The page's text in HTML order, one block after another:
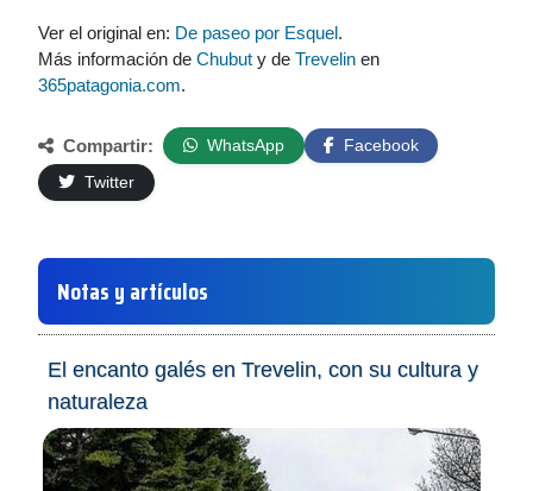
Ver el original en: De paseo por Esquel.
Más información de Chubut y de Trevelin en
365patagonia.com.
Compartir: WhatsApp
Facebook
Twitter
Notas y artículos
El encanto galés en Trevelin, con su cultura y
naturaleza